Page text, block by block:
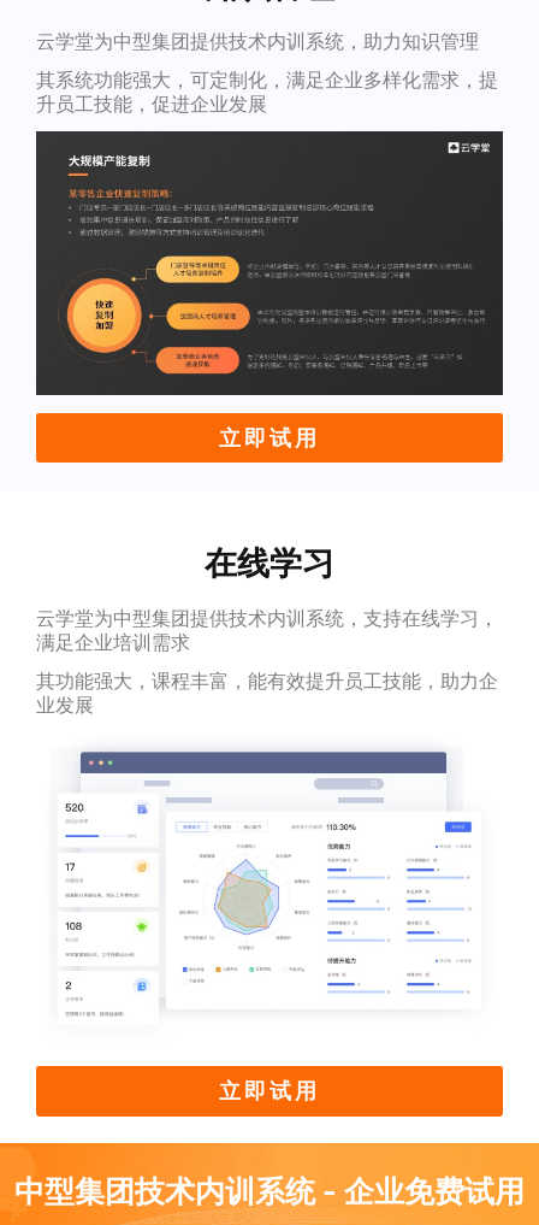
云学堂为中型集团提供技术内训系统，助力知识管理
其系统功能强大，可定制化，满足企业多样化需求，提
升员工技能，促进企业发展
立即试用
在线学习
云学堂为中型集团提供技术内训系统，支持在线学习，
满足企业培训需求
其功能强大，课程丰富，能有效提升员工技能，助力企
业发展
立即试用
中型集团技术内训系统 - 企业免费试用